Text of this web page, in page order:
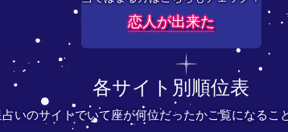
恋人が出来た
各サイト別順位表
いのサイトでいて座が何位だったかご覧になるこ